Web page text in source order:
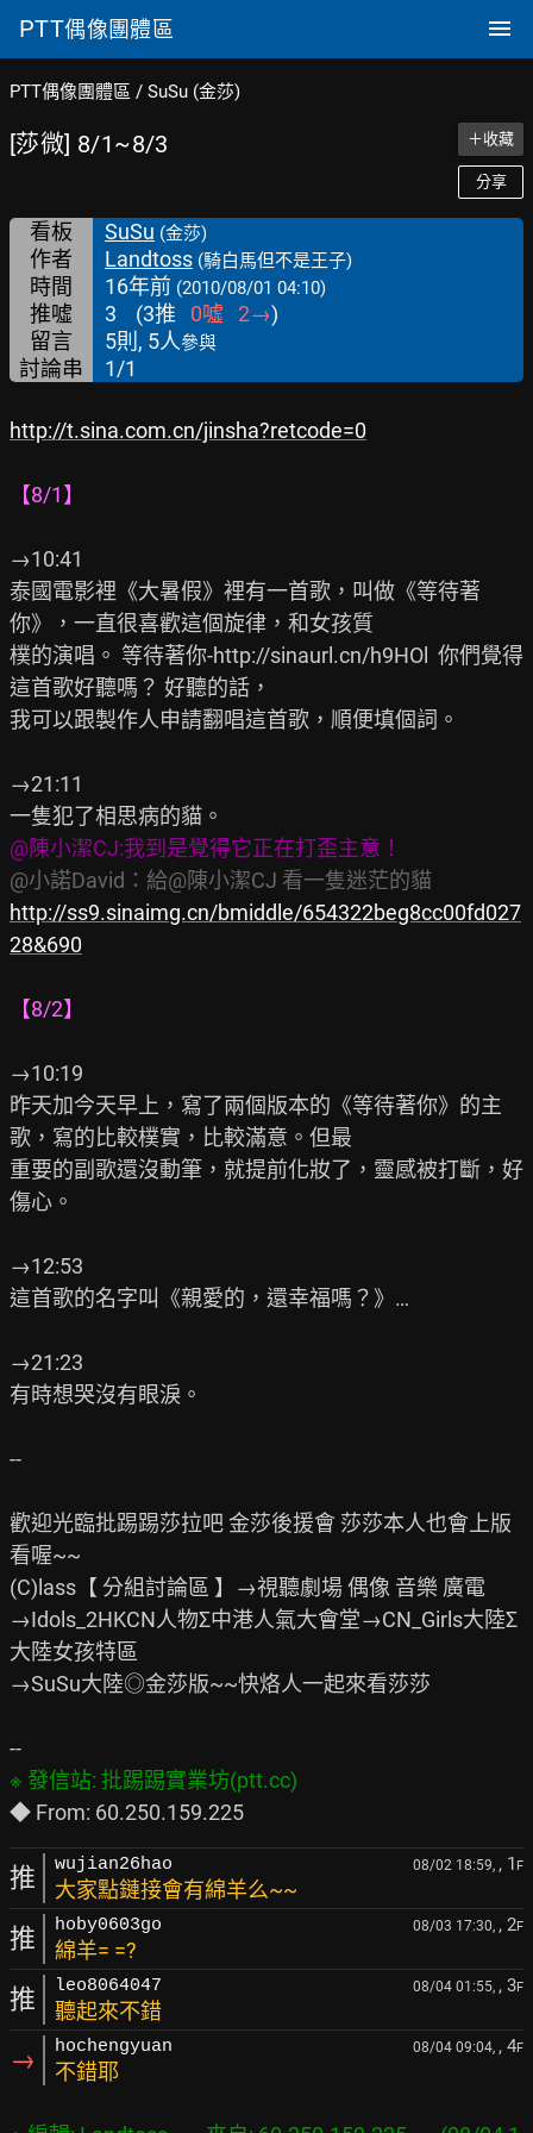
PTT偶像團體區
PTT偶像團體區 / SuSu (金莎)
[莎微] 8/1~8/3 ＋收藏
分享
看板 SuSu (金莎)
作者 Landtoss (騎白馬但不是王子)
時間 16年前 (2010/08/01 04:10)
推噓 3 (3推 0噓 2→)
留言
5則, 5人參與
討論串 1/1
http://t.sina.com.cn/jinsha?retcode=0
【8/1】
→10:41
泰國電影裡《大暑假》裡有一首歌，叫做《等待著
你》，一直很喜歡這個旋律，和女孩質
樸的演唱。 等待著你-http://sinaurl.cn/h9HOl  你們覺得
這首歌好聽嗎？ 好聽的話，
我可以跟製作人申請翻唱這首歌，順便填個詞。
→21:11
@陳小潔CJ:我到是覺得它正在打歪主意！
@小諾David：給@陳小潔CJ 看一隻迷茫的貓
http://ss9.sinaimg.cn/bmiddle/654322beg8cc00fd027
28&690
【8/2】
→10:19
昨天加今天早上，寫了兩個版本的《等待著你》的主
歌，寫的比較樸實，比較滿意。但最
重要的副歌還沒動筆，就提前化妝了，靈感被打斷，好
傷心。
→12:53
這首歌的名字叫《親愛的，還幸福嗎？》…
→21:23
有時想哭沒有眼淚。
--
歡迎光臨批踢踢莎拉吧 金莎後援會 莎莎本人也會上版
看喔~~
(C)lass【 分組討論區 】→視聽劇場 偶像 音樂 廣電
→Idols_2HKCN人物Σ中港人氣大會堂→CN_Girls大陸Σ
大陸女孩特區
→SuSu大陸◎金莎版~~快烙人一起來看莎莎
推 wujian26hao 08/02 18:59, , 1 F
大家點鏈接會有綿羊么~~
推 hoby0603go 08/03 17:30, , 2F
綿羊= =?
推 leo8064047 08/04 01:55, , 3F
聽起來不錯
→ hochengyuan 08/04 09:04, , 4F
不錯耶